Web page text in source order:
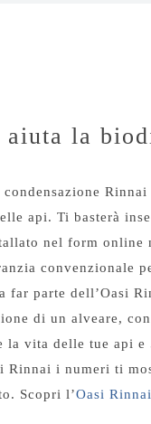
aiuta la
api. Ti basterà
nel form online
convenzionale
far parte dell’Oasi
di un alveare,
la vita delle tue api
Rinnai i numeri ti
Scopri l’Oasi